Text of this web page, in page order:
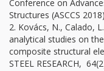
Conference on
Structures (ASCCS
2. Kovács, N., Calado,
analytical studies on
composite structural
STEEL RESEARCH,